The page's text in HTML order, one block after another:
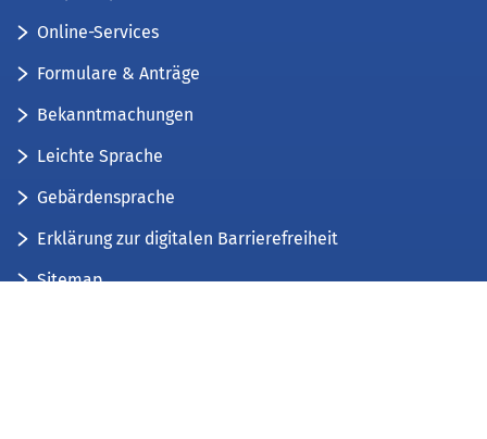
Online-Services
Formulare & Anträge
Bekanntmachungen
Leichte Sprache
Gebärdensprache
Erklärung zur digitalen Barrierefreiheit
Sitemap